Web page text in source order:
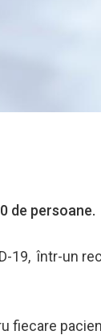
de persoane.
19, într-un
fiecare